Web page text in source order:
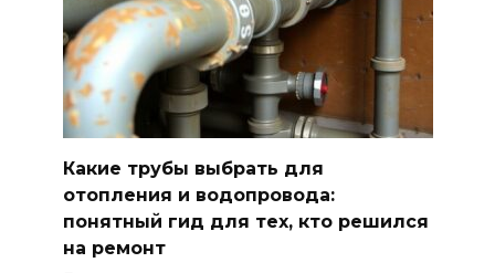
Какие трубы выбрать для
отопления и водопровода:
понятный гид для тех, кто решился
на ремонт